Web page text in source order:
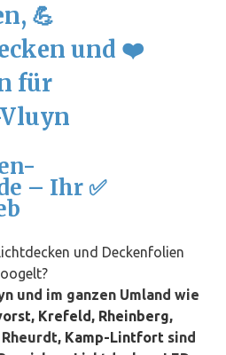
💪
und ❤️
für
– Ihr ✅
und Deckenfolien
und im ganzen Umland wie
, Krefeld, Rheinberg,
Rheurdt, Kamp-Lintfort sind